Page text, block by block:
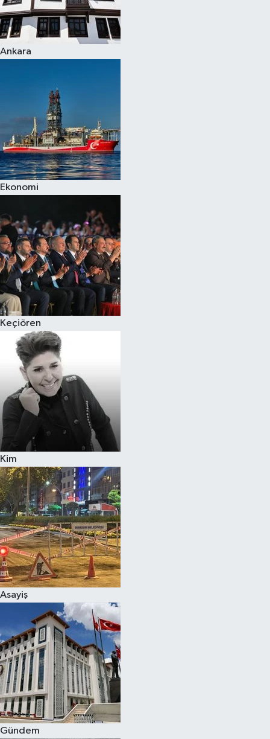
Ankara
Ekonomi
Keçiören
Kim
Asayiş
Gündem
Spor
Eğitim
Hava Durumu
Kadın
Kültür Sanat
Sağlık
Siyaset
Teknoloji
Televizyon
Yaşam-Çevre